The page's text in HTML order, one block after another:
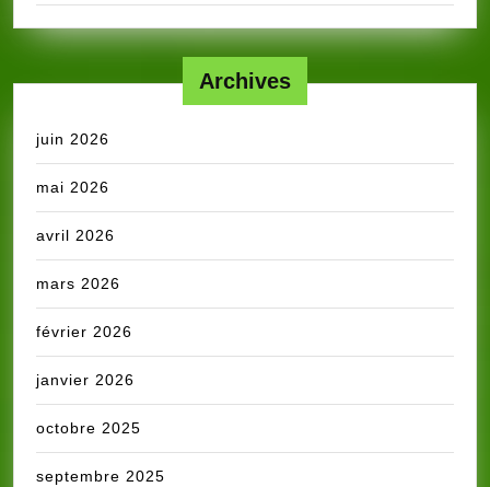
Archives
juin 2026
mai 2026
avril 2026
mars 2026
février 2026
janvier 2026
octobre 2025
septembre 2025